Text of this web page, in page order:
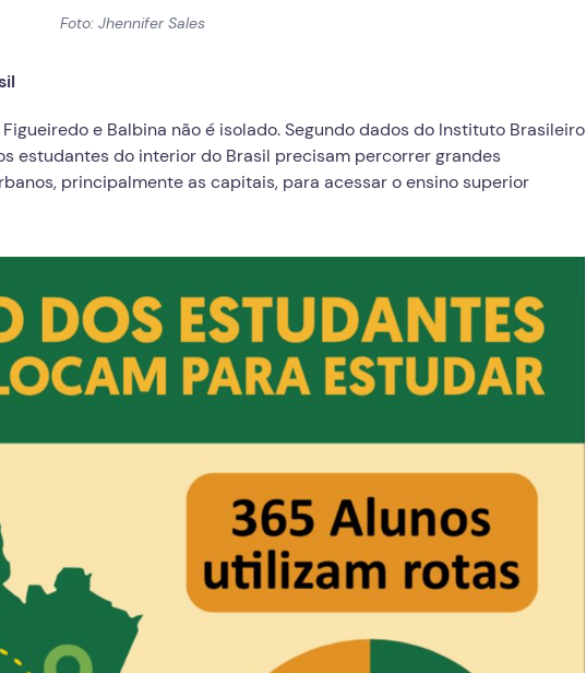
Foto: Jhennifer Sales
e Balbina não é isolado. Segundo dados do Instituto Brasileiro
estudantes do interior do Brasil precisam percorrer grandes
principalmente as capitais, para acessar o ensino superior